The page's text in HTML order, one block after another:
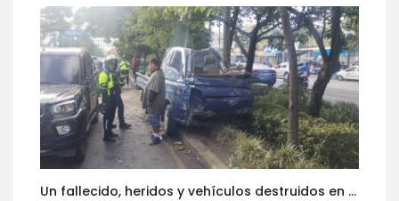
Un fallecido, heridos y vehículos destruidos en accidentes registrados este 1 de agosto